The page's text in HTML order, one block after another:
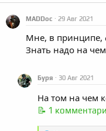
MADDoc 29 Авг 2021
Мне, в принципе,
Знать надо на
Буря 30 Авг 2021
На том на чем
📝 1